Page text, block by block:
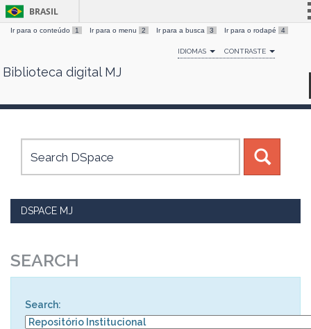
Skip
BRASIL
Simplifique!
Comunica BR
Canais
Ir para o conteúdo 1 Ir para o menu 2 Ir para a busca 3 Ir para o rodapé 4
IDIOMAS CONTRASTE
Biblioteca digital MJ
DSPACE MJ
SEARCH
Search: